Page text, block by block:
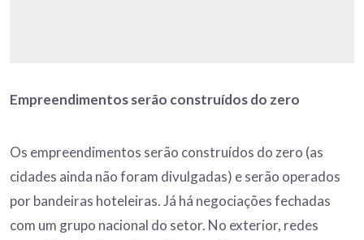
Empreendimentos serão construídos do zero
Os empreendimentos serão construídos do zero (as
cidades ainda não foram divulgadas) e serão operados
por bandeiras hoteleiras. Já há negociações fechadas
com um grupo nacional do setor. No exterior, redes